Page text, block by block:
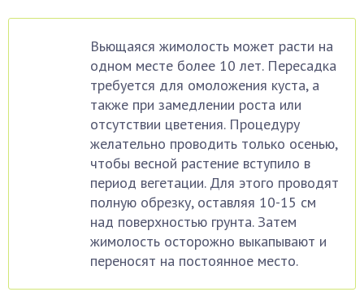
Вьющаяся жимолость может расти на
одном месте более 10 лет. Пересадка
требуется для омоложения куста, а
также при замедлении роста или
отсутствии цветения. Процедуру
желательно проводить только осенью,
чтобы весной растение вступило в
период вегетации. Для этого проводят
полную обрезку, оставляя 10-15 см
над поверхностью грунта. Затем
жимолость осторожно выкапывают и
переносят на постоянное место.